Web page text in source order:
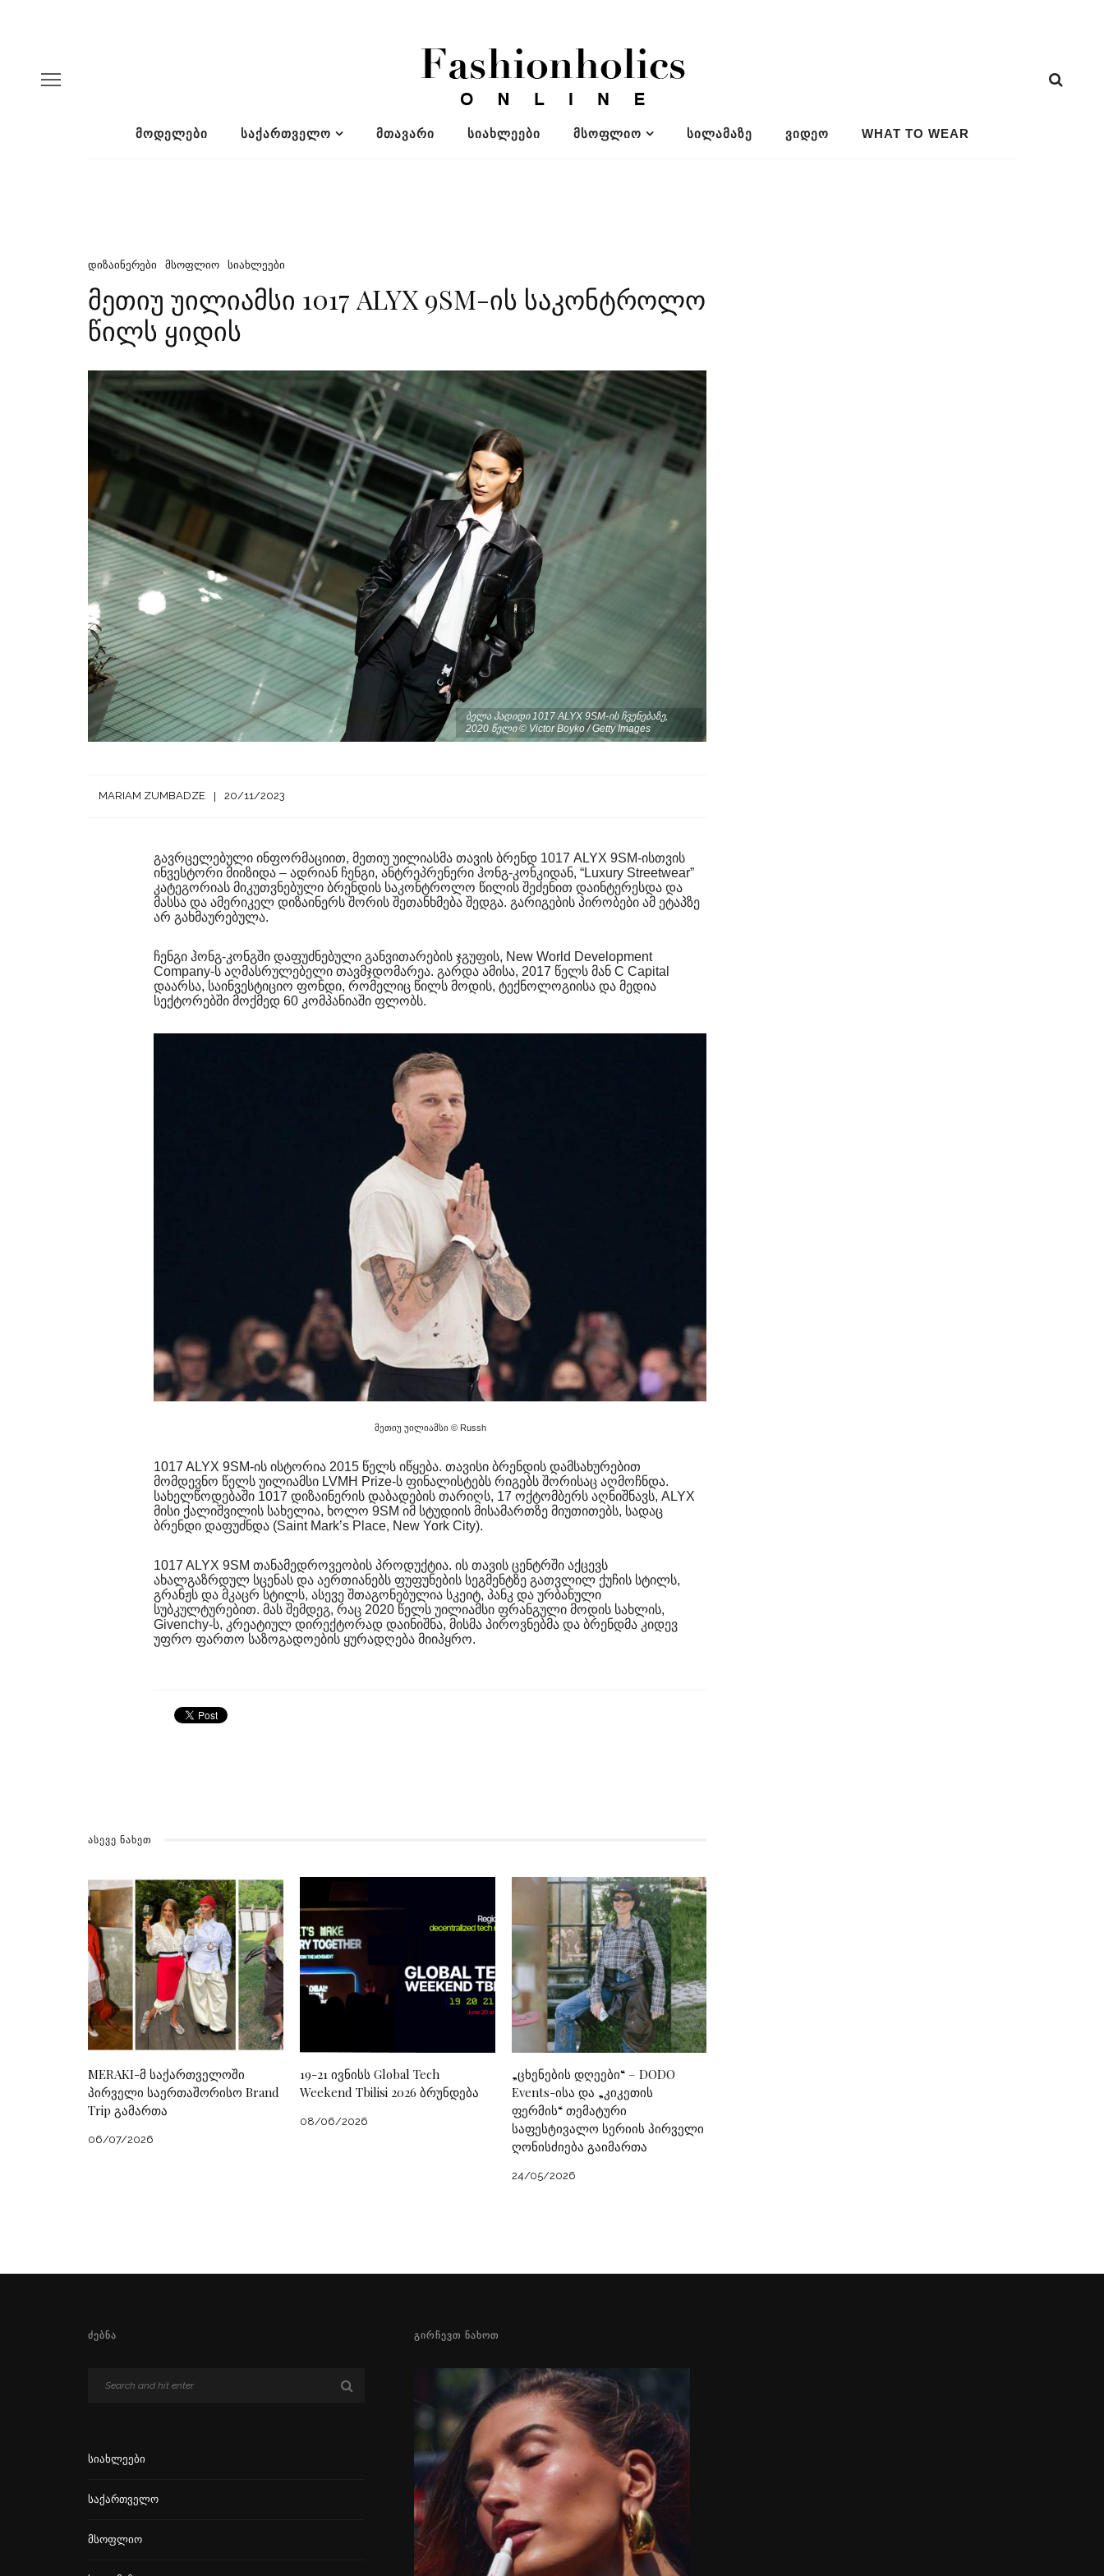
ᲛᲝᲓᲔᲚᲔᲑᲘ ᲡᲐᲥᲐᲠᲗᲕᲔᲚᲝ ᲛᲗᲐᲕᲐᲠᲘ ᲡᲘᲐᲮᲚᲔᲔᲑᲘ ᲛᲡᲝᲤᲚᲘᲝ ᲡᲘᲚᲐᲛᲐᲖᲔ ᲕᲘᲓᲔᲝ WHAT TO WEAR
ᲓᲘᲖᲐᲘᲜᲔᲠᲔᲑᲘ ᲛᲡᲝᲤᲚᲘᲝ ᲡᲘᲐᲮᲚᲔᲔᲑᲘ
მეთიუ უილიამსი 1017 ALYX 9SM-ის საკონტროლო
წილს ყიდის
ბელა ჰადიდი 1017 ALYX 9SM-ის ჩვენებაზე,
2020 წელი © Victor Boyko / Getty Images
MARIAM ZUMBADZE 20/11/2023
გავრცელებული ინფორმაციით, მეთიუ უილიასმა თავის ბრენდ 1017 ALYX 9SM-ისთვის
ინვესტორი მიიზიდა – ადრიან ჩენგი, ანტრეპრენერი ჰონგ-კონკიდან, “Luxury Streetwear”
კატეგორიას მიკუთვნებული ბრენდის საკონტროლო წილის შეძენით დაინტერესდა და
მასსა და ამერიკელ დიზაინერს შორის შეთანხმება შედგა. გარიგების პირობები ამ ეტაპზე
არ გახმაურებულა.
ჩენგი ჰონგ-კონგში დაფუძნებული განვითარების ჯგუფის, New World Development
Company-ს აღმასრულებელი თავმჯდომარეა. გარდა ამისა, 2017 წელს მან C Capital
დაარსა, საინვესტიციო ფონდი, რომელიც წილს მოდის, ტექნოლოგიისა და მედია
სექტორებში მოქმედ 60 კომპანიაში ფლობს.
მეთიუ უილიამსი © Russh
1017 ALYX 9SM-ის ისტორია 2015 წელს იწყება. თავისი ბრენდის დამსახურებით
მომდევნო წელს უილიამსი LVMH Prize-ს ფინალისტებს რიგებს შორისაც აღმოჩნდა.
სახელწოდებაში 1017 დიზაინერის დაბადების თარიღს, 17 ოქტომბერს აღნიშნავს, ALYX
მისი ქალიშვილის სახელია, ხოლო 9SM იმ სტუდიის მისამართზე მიუთითებს, სადაც
ბრენდი დაფუძნდა (Saint Mark’s Place, New York City).
1017 ALYX 9SM თანამედროვეობის პროდუქტია. ის თავის ცენტრში აქცევს
ახალგაზრდულ სცენას და აერთიანებს ფუფუნების სეგმენტზე გათვლილ ქუჩის სტილს,
გრანჟს და მკაცრ სტილს, ასევე შთაგონებულია სკეიტ, პანკ და ურბანული
სუბკულტურებით. მას შემდეგ, რაც 2020 წელს უილიამსი ფრანგული მოდის სახლის,
Givenchy-ს, კრეატიულ დირექტორად დაინიშნა, მისმა პიროვნებმა და ბრენდმა კიდევ
უფრო ფართო საზოგადოების ყურადღება მიიპყრო.
ᲐᲡᲔᲕᲔ ᲜᲐᲮᲔᲗ
MERAKI-მ საქართველოში
პირველი საერთაშორისო Brand
Trip გამართა
06/07/2026
19-21 ივნისს Global Tech
Weekend Tbilisi 2026 ბრუნდება
08/06/2026
„ცხენების დღეები“ – DODO
Events-ისა და „კიკეთის
ფერმის“ თემატური
საფესტივალო სერიის პირველი
ღონისძიება გაიმართა
24/05/2026
ᲫᲔᲑᲜᲐ
Სიახლეები
Საქართველო
Მსოფლიო
ᲒᲘᲠᲩᲔᲕᲗ ᲜᲐᲮᲝᲗ